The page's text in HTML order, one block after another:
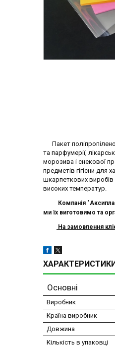
Пакет
та парфумерії,
морозива і снекової
предметів гігієни для
шкарпеткових
високих температур.
Компанія
ми їх виготовимо та
На замовлення
ХАРАКТЕРИСТИКИ
Основні
Виробник
Країна виробник
Довжина
Кількість в упаковці